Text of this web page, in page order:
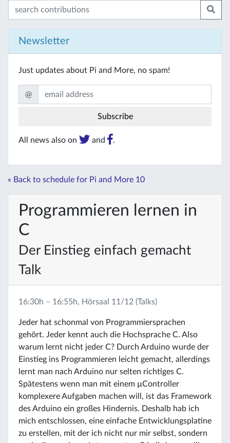
Newsletter
Just updates about Pi and More, no spam!
@
All news also on and .
« Back to schedule for Pi and More 10
Programmieren lernen in
C
Der Einstieg einfach gemacht
Talk
16:30h – 16:55h, Hörsaal 11/12 (Talks)
Jeder hat schonmal von Programmiersprachen
gehört. Jeder kennt auch die Hochsprache C. Also
warum lernt nicht jeder C? Durch Arduino wurde der
Einstieg ins Programmieren leicht gemacht, allerdings
lernt man nach Arduino nur selten richtiges C.
Spätestens wenn man mit einem µController
komplexere Aufgaben machen will, ist das Framework
des Arduino ein großes Hindernis. Deshalb hab ich
mich entschlossen, eine einfache Entwicklungsplatine
zu erstellen, mit der ich nicht nur mir selbst, sondern